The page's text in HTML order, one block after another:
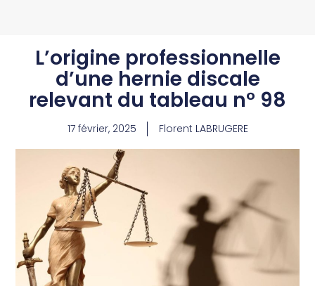
L’origine professionnelle
d’une hernie discale
relevant du tableau n° 98
17 février, 2025 Florent LABRUGERE